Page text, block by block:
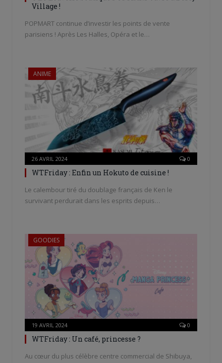
Village !
POPMART continue d’investir les points de vente
parisiens ! Après Les Halles, Opéra et le…
ANIME
26 AVRIL 2024 0
WTFriday : Enfin un Hokuto de cuisine !
Le calembour tiré du doublage français de Ken le
survivant perdurait dans les esprits depuis…
GOODIES
19 AVRIL 2024 0
WTFriday : Un café, princesse ?
Au cœur du plus célèbre centre commercial de Shibuya,